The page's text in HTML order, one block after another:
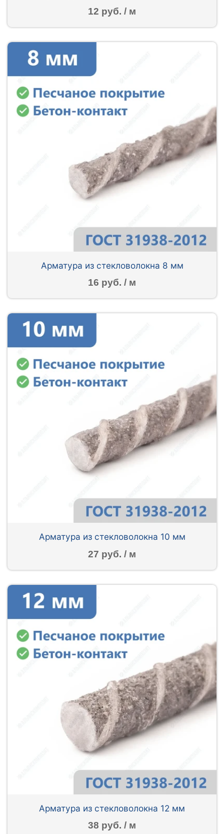
12 руб. / м
Арматура из стекловолокна 8 мм
16 руб. / м
Арматура из стекловолокна 10 мм
27 руб. / м
Арматура из стекловолокна 12 мм
38 руб. / м